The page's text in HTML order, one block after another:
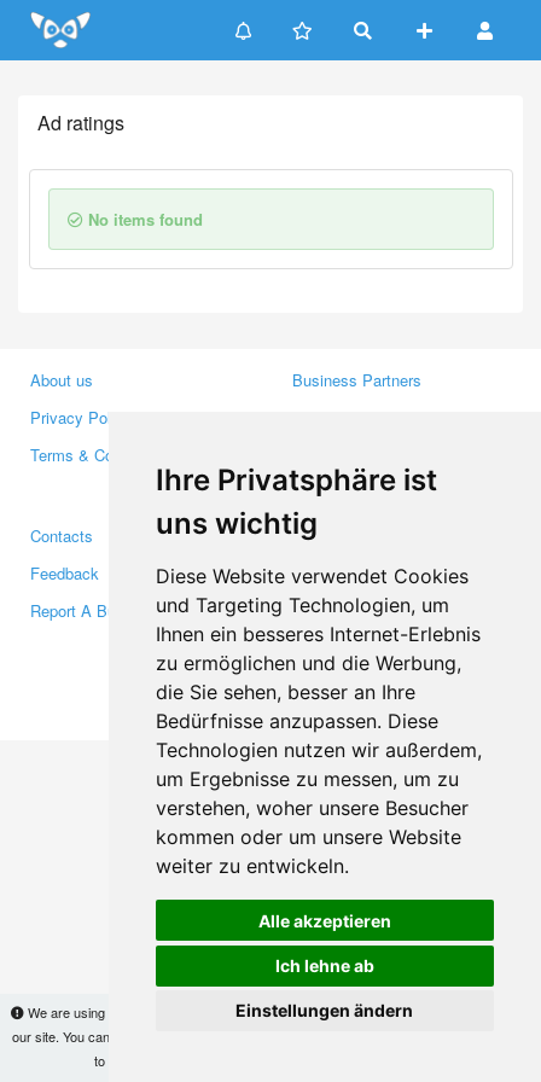
Ihre Privatsphäre ist
uns wichtig
Diese Website verwendet Cookies
und Targeting Technologien, um
Ihnen ein besseres Internet-Erlebnis
zu ermöglichen und die Werbung,
die Sie sehen, besser an Ihre
Bedürfnisse anzupassen. Diese
Technologien nutzen wir außerdem,
um Ergebnisse zu messen, um zu
verstehen, woher unsere Besucher
kommen oder um unsere Website
weiter zu entwickeln.
Alle akzeptieren
Ich lehne ab
Einstellungen ändern
Update cookies preferences
We are using cookies to provide statistics that help us give you the best experience of
our site. You can find out more
to use the site without changes, you are agreeing to it.
Ad ratings
No items found
About us
Privacy Policy
Terms & Conditions
Business Partners
Media
Contacts
Feedback
Report A Bug
Facebook
Twitter
YouTube
Google+
Makis© Copyright 2026